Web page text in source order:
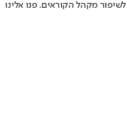
מקהל הקוראים. פנו אלינו